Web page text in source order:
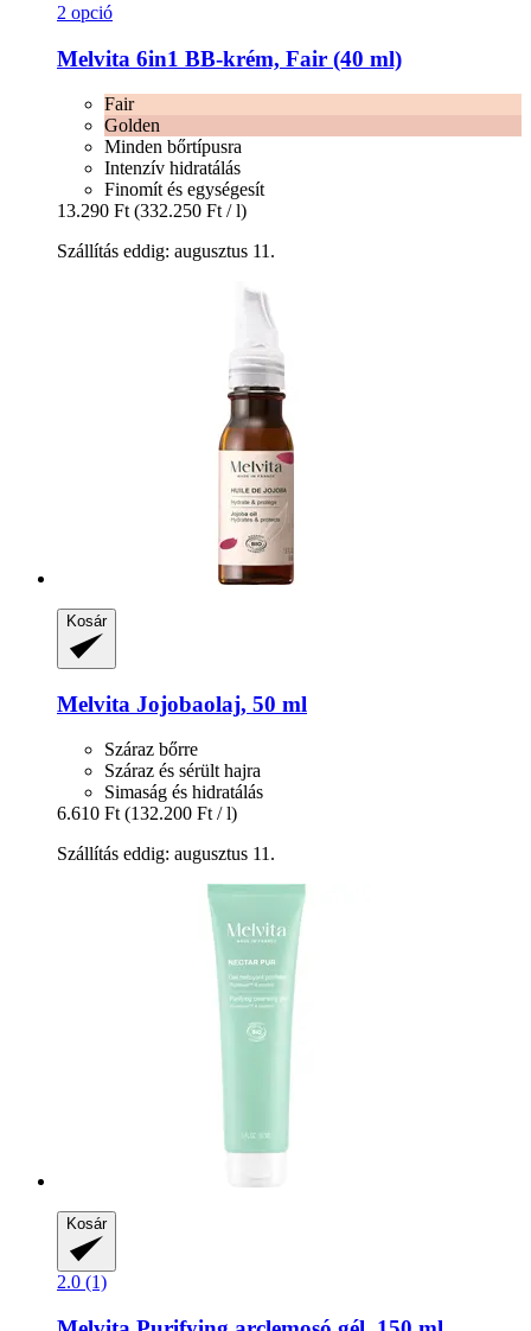
2 opció
Melvita 6in1 BB-​krém, Fair (40 ml)
Fair
Golden
Minden bőrtípusra
Intenzív hidratálás
Finomít és egységesít
13.290 Ft (332.250 Ft / l)
Szállítás eddig: augusztus 11.
Kosár
Melvita Jojobaolaj, 50 ml
Száraz bőrre
Száraz és sérült hajra
Simaság és hidratálás
6.610 Ft (132.200 Ft / l)
Szállítás eddig: augusztus 11.
Kosár
2.0 (1)